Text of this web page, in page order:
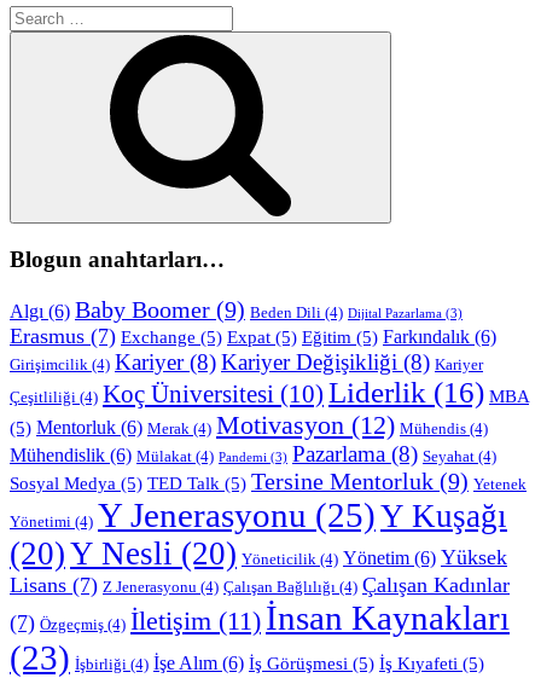
Search
for:
Blogun anahtarları…
Algı (6) Baby Boomer (9) Beden Dili (4) Dijital Pazarlama (3)
Erasmus (7) Exchange (5) Expat (5) Eğitim (5) Farkındalık (6)
Girişimcilik (4) Kariyer(8)Kariyer Değişikliği (8) Kariyer
Çeşitliliği (4) Koç Üniversitesi (10) Liderlik (16) MBA
(5) Mentorluk (6) Merak (4) Motivasyon (12) Mühendis (4)
Mühendislik (6) Mülakat (4) Pandemi (3) Pazarlama (8) Seyahat (4)
Sosyal Medya (5) TED Talk (5) Tersine Mentorluk (9) Yetenek
Yönetimi (4) Y Jenerasyonu (25)Y Kuşağı
(20)Y Nesli (20) Yöneticilik (4) Yönetim (6) Yüksek
Lisans (7) Z Jenerasyonu (4) Çalışan Bağlılığı (4) Çalışan Kadınlar
(7) Özgeçmiş (4) İletişim (11) İnsan Kaynakları
(23) İşbirliği (4) İşe Alım (6) İş Görüşmesi (5) İş Kıyafeti (5)